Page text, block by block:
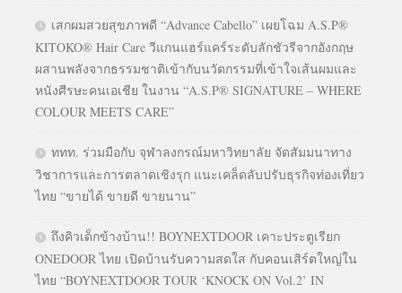
เสกผมสวยสุขภาพดี “Advance Cabello” เผยโฉม A.S.P®
KITOKO® Hair Care วีแกนแฮร์แคร์ระดับลักชัวรีจากอังกฤษ
ผสานพลังจากธรรมชาติเข้ากับนวัตกรรมที่เข้าใจเส้นผมและ
หนังศีรษะคนเอเชีย ในงาน “A.S.P® SIGNATURE – WHERE
COLOUR MEETS CARE”
ททท. ร่วมมือกับ จุฬาลงกรณ์มหาวิทยาลัย จัดสัมมนาทาง
วิชาการและการตลาดเชิงรุก แนะเคล็ดลับปรับธุรกิจท่องเที่ยว
ไทย “ขายได้ ขายดี ขายนาน”
ถึงคิวเด็กข้างบ้าน!! BOYNEXTDOOR เคาะประตูเรียก
ONEDOOR ไทย เปิดบ้านรับความสดใส กับคอนเสิร์ตใหญ่ใน
ไทย “BOYNEXTDOOR TOUR ‘KNOCK ON Vol.2’ IN